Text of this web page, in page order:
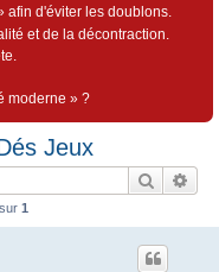
afin d'éviter les doublons.
et de la décontraction.
moderne » ?
Jeux
sur 1